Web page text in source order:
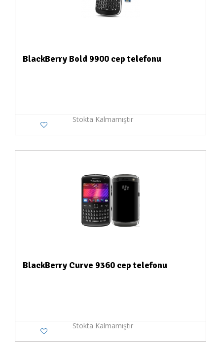
BlackBerry Bold 9900 cep telefonu
Stokta Kalmamıştır
BlackBerry Curve 9360 cep telefonu
Stokta Kalmamıştır